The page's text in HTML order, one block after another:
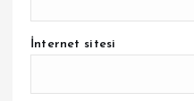
İnternet sitesi